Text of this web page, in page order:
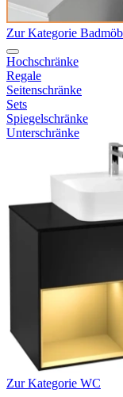
Zur Kategorie
Hochschränke
Regale
Seitenschränke
Sets
Spiegelschränke
Unterschränke
Zur Kategorie WC